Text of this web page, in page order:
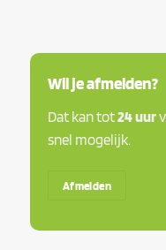
Wil je afmelden?
Dat kan tot24 uur
snel mogelijk.
Afmelden